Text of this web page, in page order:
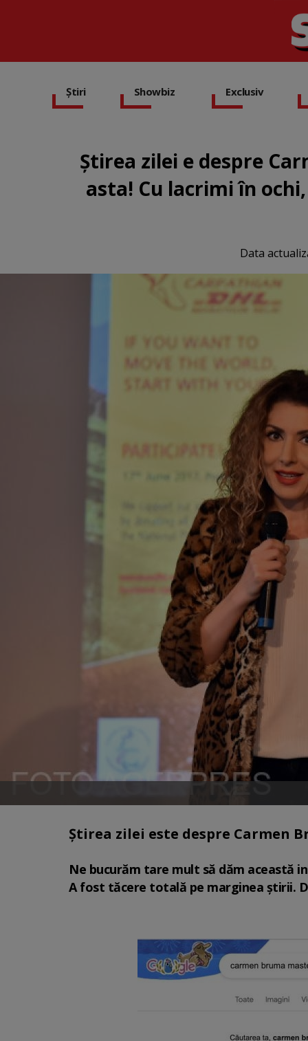
Știri Showbiz Exclusiv
Știrea zilei e despre
asta! Cu lacrimi în
Data
Știrea zilei este despre Carmen
Ne bucurăm tare mult să dăm această
A fost tăcere totală pe marginea știrii.